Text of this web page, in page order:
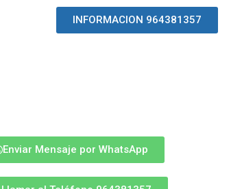
INFORMACION 964381357
Enviar Mensaje por WhatsApp